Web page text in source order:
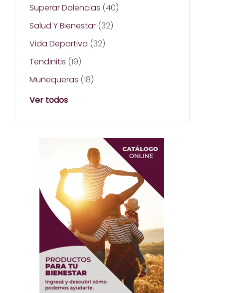
Superar Dolencias (40)
Salud Y Bienestar (32)
Vida Deportiva (32)
Tendinitis (19)
Muñequeras (18)
Ver todos